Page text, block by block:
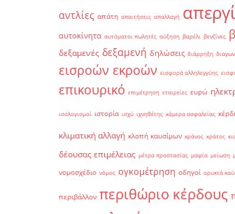
αντλίες απάτη απαιτήσεις απαλλαγή
αυτοκίνητα αυτόματοι πωλητές αύξηση βαρέλι βενζίνες
δεξαμενές δεξαμενή δηλώσεις διάρρηξη
εισροών εκροών εισφορά αλληλεγγύης
επικουρικό επιμέτρηση εταιρείες ευρώ
ισολογισμοί ιστορία ισχύ ιχνηθέτης κάμερα ασφαλείας
κλιματική αλλαγή κλοπή καυσίμων κράνος κράτος
δέουσας επιμέλειας μέτρα προστασίας μαφία μείωση
νομοσχέδιο νόμος ογκομέτρηση οδηγοί ορυκτά
περιβάλλον περιθώριο κέρδους